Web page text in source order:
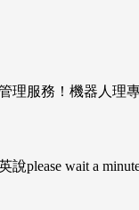
理服務！機器人理
說please wait a